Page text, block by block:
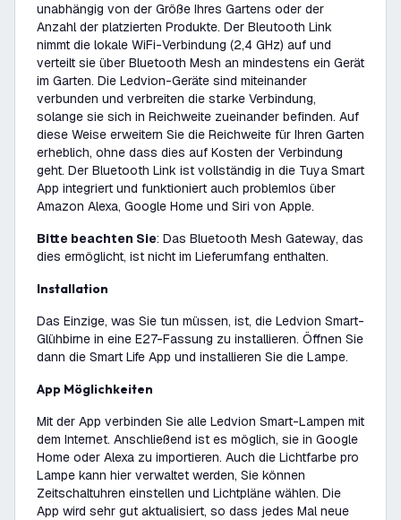
unabhängig von der Größe Ihres Gartens oder der
Anzahl der platzierten Produkte. Der Bleutooth Link
nimmt die lokale WiFi-Verbindung (2,4 GHz) auf und
verteilt sie über Bluetooth Mesh an mindestens ein Gerät
im Garten. Die Ledvion-Geräte sind miteinander
verbunden und verbreiten die starke Verbindung,
solange sie sich in Reichweite zueinander befinden. Auf
diese Weise erweitern Sie die Reichweite für Ihren Garten
erheblich, ohne dass dies auf Kosten der Verbindung
geht. Der Bluetooth Link ist vollständig in die Tuya Smart
App integriert und funktioniert auch problemlos über
Amazon Alexa, Google Home und Siri von Apple.
Bitte beachten Sie: Das Bluetooth Mesh Gateway, das
dies ermöglicht, ist nicht im Lieferumfang enthalten.
Installation
Das Einzige, was Sie tun müssen, ist, die Ledvion Smart-
Glühbirne in eine E27-Fassung zu installieren. Öffnen Sie
dann die Smart Life App und installieren Sie die Lampe.
App Möglichkeiten
Mit der App verbinden Sie alle Ledvion Smart-Lampen mit
dem Internet. Anschließend ist es möglich, sie in Google
Home oder Alexa zu importieren. Auch die Lichtfarbe pro
Lampe kann hier verwaltet werden, Sie können
Zeitschaltuhren einstellen und Lichtpläne wählen. Die
App wird sehr gut aktualisiert, so dass jedes Mal neue